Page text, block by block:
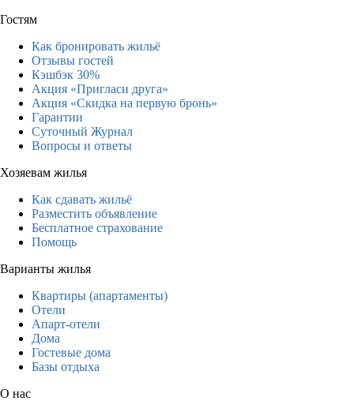
Гостям
Как бронировать жильё
Отзывы гостей
Кэшбэк 30%
Акция «Пригласи друга»
Акция «Скидка на первую бронь»
Гарантии
Суточный Журнал
Вопросы и ответы
Хозяевам жилья
Как сдавать жильё
Разместить объявление
Бесплатное страхование
Помощь
Варианты жилья
Квартиры (апартаменты)
Отели
Апарт-отели
Дома
Гостевые дома
Базы отдыха
О нас